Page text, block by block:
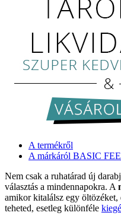
A termékről
A márkáról BASIC
Nem csak a ruhatárad új
választás a mindennapokra. A
amikor kitalálsz egy öltözéket,
teheted, esetleg különféle